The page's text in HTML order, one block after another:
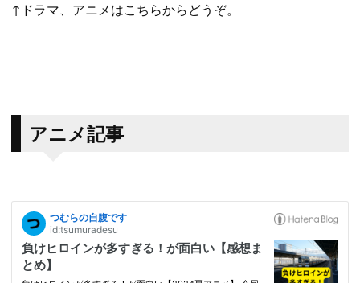
↑ドラマ、アニメはこちらからどうぞ。
アニメ記事